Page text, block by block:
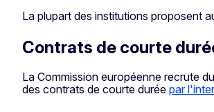
La plupart des institutions proposent
Contrats de courte
La Commission européenne recrute
des contrats de courte durée par